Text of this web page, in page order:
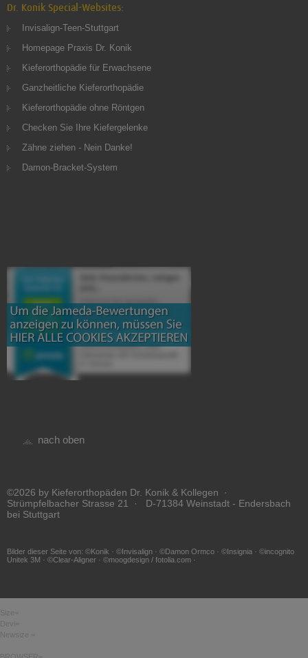
Dr. Konik Special-Websites:
Invisalign-Teen-Stuttgart
Homepage Praxis Dr. Konik
Kieferorthopädie für Erwachsene
Ganzheitliche Kieferorthopädie
Kieferorthopädie ohne Röntgen
Checken Sie Ihre Kiefergelenke
Zähne ziehen - Nein Danke!
Damon-Bracket-System
nach oben
©2026 by Kieferorthopäden Dr. Konik & Kollegen ·
Strümpfelbacher Strasse 21 · D-71384 Weinstadt - Endersbach
bei Stuttgart
Bilder dieser Seite von: ©Konik · ©Invisalign · ©Damon Ormco · ©Insignia · ©incognito
Unitek 3M · ©Clear-Aligner · ©moogdesign / fotolia.com ·
Size=
Newsize =